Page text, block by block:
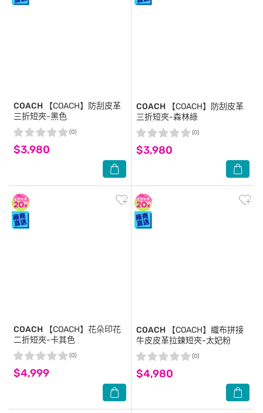
COACH 【COACH】防刮皮革
三折短夾-黑色
$3,980
(0)
COACH 【COACH】防刮皮革
三折短夾-森林綠
$3,980
(0)
COACH 【COACH】花朵印花
二折短夾-卡其色
$4,999
(0)
COACH 【COACH】織布拼接
牛皮皮革拉鍊短夾-太妃粉
$4,980
(0)